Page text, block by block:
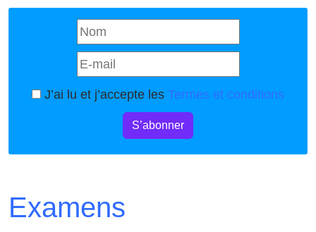
J’ai lu et j’accepte les Termes et conditions
S’abonner
Examens